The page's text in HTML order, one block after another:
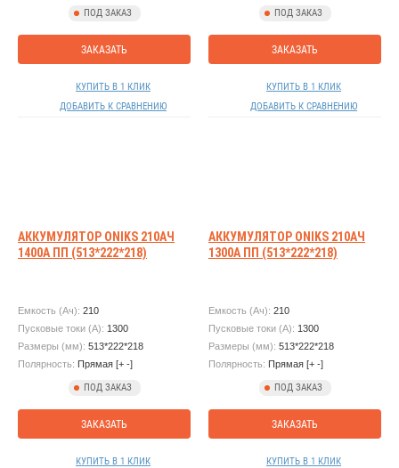
ПОД ЗАКАЗ
ЗАКАЗАТЬ
КУПИТЬ В 1 КЛИК
ДОБАВИТЬ К СРАВНЕНИЮ
ПОД ЗАКАЗ
ЗАКАЗАТЬ
КУПИТЬ В 1 КЛИК
ДОБАВИТЬ К СРАВНЕНИЮ
АККУМУЛЯТОР ONIKS 210АЧ
1400А ПП (513*222*218)
Емкость (Ач): 210
Пусковые токи (А): 1300
Размеры (мм): 513*222*218
Полярность: Прямая [+ -]
ПОД ЗАКАЗ
ЗАКАЗАТЬ
КУПИТЬ В 1 КЛИК
АККУМУЛЯТОР ONIKS 210АЧ
1300А ПП (513*222*218)
Емкость (Ач): 210
Пусковые токи (А): 1300
Размеры (мм): 513*222*218
Полярность: Прямая [+ -]
ПОД ЗАКАЗ
ЗАКАЗАТЬ
КУПИТЬ В 1 КЛИК